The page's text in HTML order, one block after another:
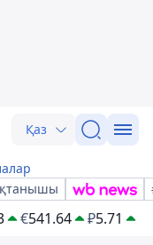
Қаз
€541.64 ₽5.71